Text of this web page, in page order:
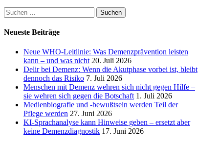
Suchen
nach:
Neueste Beiträge
Neue WHO-Leitlinie: Was Demenzprävention leisten
kann – und was nicht 20. Juli 2026
Delir bei Demenz: Wenn die Akutphase vorbei ist, bleibt
dennoch das Risiko 7. Juli 2026
Menschen mit Demenz wehren sich nicht gegen Hilfe –
sie wehren sich gegen die Botschaft 1. Juli 2026
Medienbiografie und -bewußtsein werden Teil der
Pflege werden 27. Juni 2026
KI-Sprachanalyse kann Hinweise geben – ersetzt aber
keine Demenzdiagnostik 17. Juni 2026